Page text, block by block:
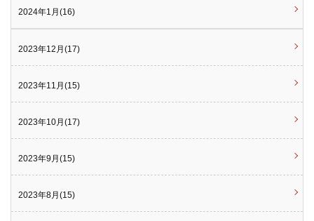
2024年1月(16)
2023年12月(17)
2023年11月(15)
2023年10月(17)
2023年9月(15)
2023年8月(15)